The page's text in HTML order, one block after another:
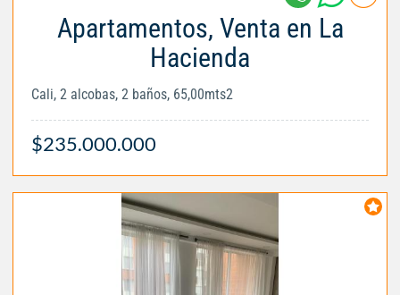
Apartamentos, Venta en La
Hacienda
Cali, 2 alcobas, 2 baños, 65,00mts2
$235.000.000